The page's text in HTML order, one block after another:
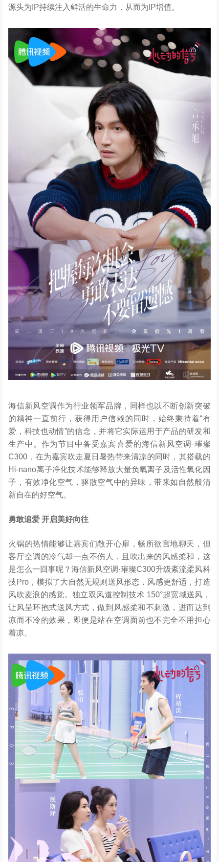
源头为IP持续注入鲜活的生命力，从而为IP增值。
海信新风空调作为行业领军品牌，同样也以不断创新突破
的精神一直前行，获得用户信赖的同时，始终秉持着“有
爱，科技也动情”的信念，并将它实际运用于产品的研发和
生产中。作为节目中备受嘉宾喜爱的海信新风空调·璀璨
C300，在为嘉宾吹走夏日暑热带来清凉的同时，其搭载的
Hi-nano离子净化技术能够释放大量负氧离子及活性氧化因
子，有效净化空气，驱散空气中的异味，带来如自然般清
新自在的好空气。
勇敢追爱 开启美好向往
火锅的热情能够让嘉宾们敞开心扉，畅所欲言地聊天，但
客厅空调的冷气却一点不伤人，且吹出来的风感柔和，这
是怎么一回事呢？海信新风空调·璀璨C300升级紊流柔风科
技Pro，模拟了大自然无规则送风形态，风感更舒适，打造
风吹麦浪的感觉。独立双风道控制技术 150°超宽域送风，
让风呈环抱式送风方式，做到风感柔和不刺激，进而达到
凉而不冷的效果，即便是站在空调面前也不完全不用担心
着凉。